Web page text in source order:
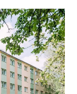
o
a